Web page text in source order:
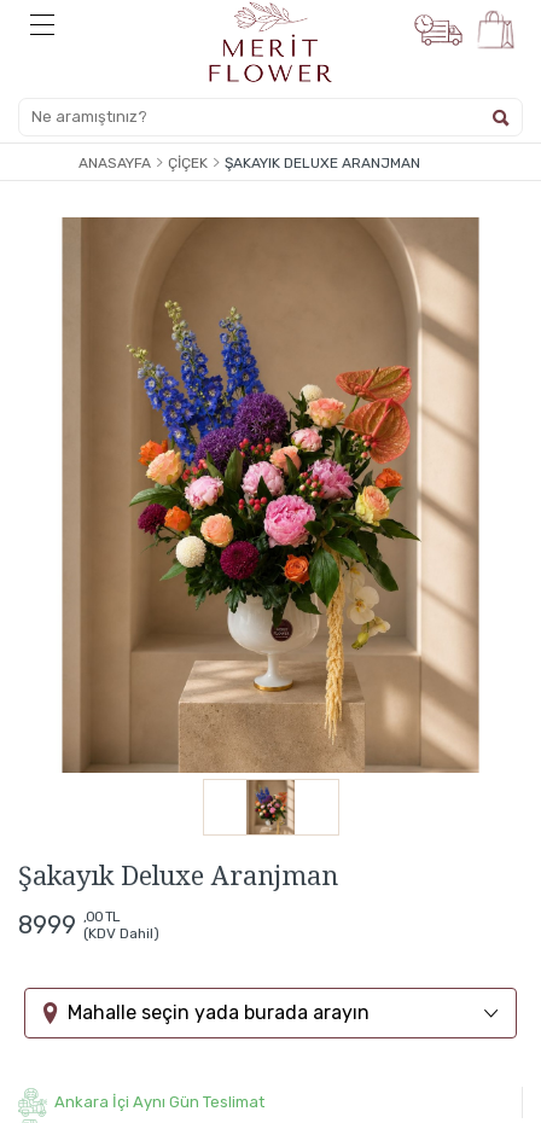
ANASAYFA ÇIÇEK ŞAKAYIK DELUXE ARANJMAN
Şakayık Deluxe Aranjman
8999 ,00 TL
(KDV Dahil)
Mahalle seçin yada burada arayın
Ankara İçi Aynı Gün Teslimat